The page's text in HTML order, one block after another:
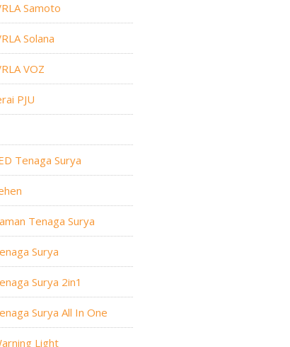
Samoto
Solana
VOZ
PJU
Tenaga Surya
Tenaga Surya
Surya
Surya 2in1
Surya All In One
Light